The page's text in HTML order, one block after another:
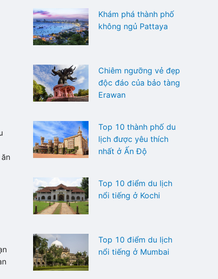
Khám phá thành phố
không ngủ Pattaya
Chiêm ngưỡng vẻ đẹp
độc đáo của bảo tàng
Erawan
Top 10 thành phố du
lịch được yêu thích
nhất ở Ấn Độ
Top 10 điểm du lịch
nổi tiếng ở Kochi
Top 10 điểm du lịch
nổi tiếng ở Mumbai